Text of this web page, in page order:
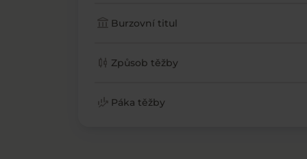
account_balance Burzovní titul
candlestick_chart Způsob těžby
finance_mode Páka těžby